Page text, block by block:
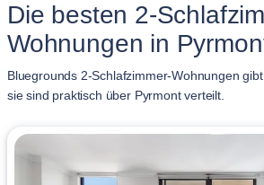
Die besten 2-
Wohnungen in
Bluegrounds 2-Schlafzimmer-Wohnungen
sie sind praktisch über Pyrmont verteilt.